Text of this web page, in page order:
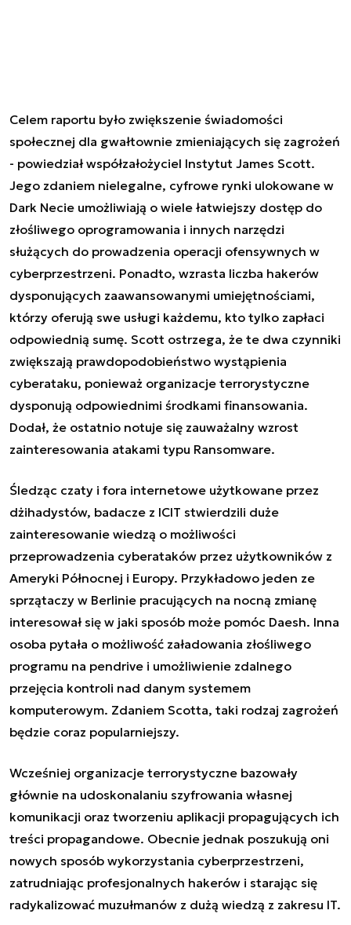
Celem raportu było zwiększenie świadomości
społecznej dla gwałtownie zmieniających się zagrożeń
- powiedział współzałożyciel Instytut James Scott.
Jego zdaniem nielegalne, cyfrowe rynki ulokowane w
Dark Necie umożliwiają o wiele łatwiejszy dostęp do
złośliwego oprogramowania i innych narzędzi
służących do prowadzenia operacji ofensywnych w
cyberprzestrzeni. Ponadto, wzrasta liczba hakerów
dysponujących zaawansowanymi umiejętnościami,
którzy oferują swe usługi każdemu, kto tylko zapłaci
odpowiednią sumę. Scott ostrzega, że te dwa czynniki
zwiększają prawdopodobieństwo wystąpienia
cyberataku, ponieważ organizacje terrorystyczne
dysponują odpowiednimi środkami finansowania.
Dodał, że ostatnio notuje się zauważalny wzrost
zainteresowania atakami typu Ransomware.
Śledząc czaty i fora internetowe użytkowane przez
dżihadystów, badacze z ICIT stwierdzili duże
zainteresowanie wiedzą o możliwości
przeprowadzenia cyberataków przez użytkowników z
Ameryki Północnej i Europy. Przykładowo jeden ze
sprzątaczy w Berlinie pracujących na nocną zmianę
interesował się w jaki sposób może pomóc Daesh. Inna
osoba pytała o możliwość załadowania złośliwego
programu na pendrive i umożliwienie zdalnego
przejęcia kontroli nad danym systemem
komputerowym. Zdaniem Scotta, taki rodzaj zagrożeń
będzie coraz popularniejszy.
Wcześniej organizacje terrorystyczne bazowały
głównie na udoskonalaniu szyfrowania własnej
komunikacji oraz tworzeniu aplikacji propagujących ich
treści propagandowe. Obecnie jednak poszukują oni
nowych sposób wykorzystania cyberprzestrzeni,
zatrudniając profesjonalnych hakerów i starając się
radykalizować muzułmanów z dużą wiedzą z zakresu IT.